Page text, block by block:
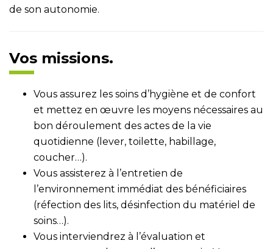
de son autonomie.
Vos missions.
Vous assurez les soins d’hygiène et de confort
et mettez en œuvre les moyens nécessaires au
bon déroulement des actes de la vie
quotidienne (lever, toilette, habillage,
coucher…).
Vous assisterez à l’entretien de
l’environnement immédiat des bénéficiaires
(réfection des lits, désinfection du matériel de
soins…).
Vous interviendrez à l’évaluation et